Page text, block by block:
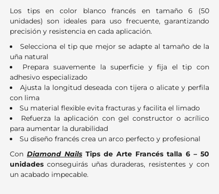
Los tips en color blanco francés en tamaño 6 (50
unidades) son ideales para uso frecuente, garantizando
precisión y resistencia en cada aplicación.
Selecciona el tip que mejor se adapte al tamaño de la
uña natural
Prepara suavemente la superficie y fija el tip con
adhesivo especializado
Ajusta la longitud deseada con tijera o alicate y perfila
con lima
Su material flexible evita fracturas y facilita el limado
Refuerza la aplicación con gel constructor o acrílico
para aumentar la durabilidad
Su diseño francés crea un arco perfecto y profesional
Con Diamond Nails Tips de Arte Francés talla 6 – 50
unidades conseguirás uñas duraderas, resistentes y con
un acabado impecable.